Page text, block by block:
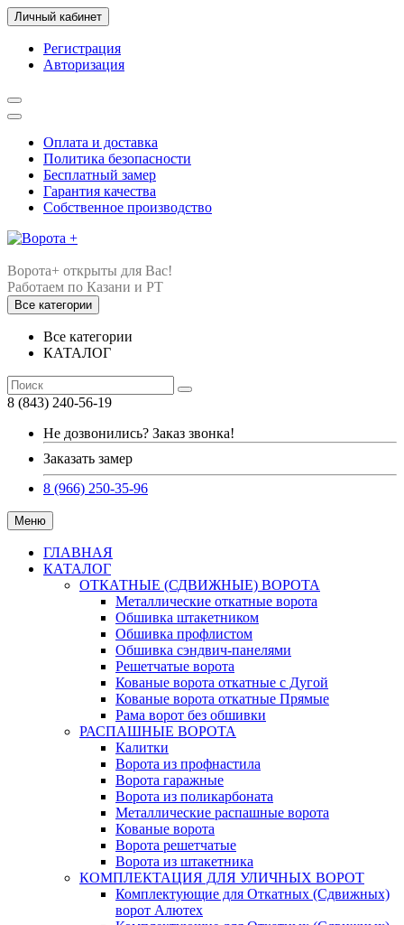
Личный кабинет
Регистрация
Авторизация
Оплата и доставка
Политика безопасности
Бесплатный замер
Гарантия качества
Собственное производство
Ворота+ открыты для Вас!
Все категории
Все категории
КАТАЛОГ
8 (843) 240-56-19
Не дозвонились? Заказ звонка!
Заказать замер
8 (966) 250-35-96
Меню
ГЛАВНАЯ
КАТАЛОГ
ОТКАТНЫЕ (СДВИЖНЫЕ) ВОРОТА
Металлические откатные ворота
Обшивка штакетником
Обшивка профлистом
Обшивка сэндвич-панелями
Решетчатые ворота
Кованые ворота откатные с Дугой
Кованые ворота откатные Прямые
Рама ворот без обшивки
РАСПАШНЫЕ ВОРОТА
Калитки
Ворота из профнастила
Ворота гаражные
Ворота из поликарбоната
Металлические распашные ворота
Кованые ворота
Ворота решетчатые
Ворота из штакетника
КОМПЛЕКТАЦИЯ ДЛЯ УЛИЧНЫХ ВОРОТ
Комплектующие для Откатных (Сдвижных)
ворот Алютех